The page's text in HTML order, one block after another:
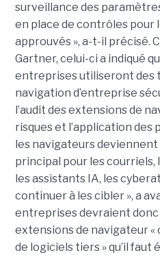
surveillance des
en place de contrôles pour
approuvés », a-t-il précisé.
Gartner, celui-ci a indiqué
entreprises utiliseront des
navigation d’entreprise
l’audit des extensions de
risques et l’application des
les navigateurs deviennent
principal pour les courriels,
les assistants IA, les
continuer à les cibler », a
entreprises devraient
extensions de navigateur «
de logiciels tiers » qu’il faut